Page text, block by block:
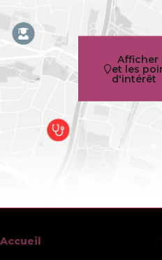
Garage
Terrasse
Parking
Surface habitable
Surface du terrain
Afficher
et les
d'intérêt
Accueil